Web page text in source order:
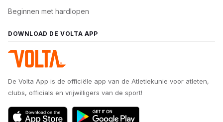
Beginnen met hardlopen
DOWNLOAD DE VOLTA APP
De Volta App is de officiële app van de Atletiekunie voor atleten,
clubs, officials en vrijwilligers van de sport!